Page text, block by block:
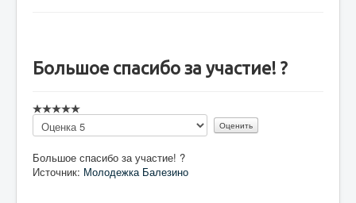
Большое спасибо за участие! ?
Пожалуйста,
оцените
Большое спасибо за участие! ?
Источник: Молодежка Балезино